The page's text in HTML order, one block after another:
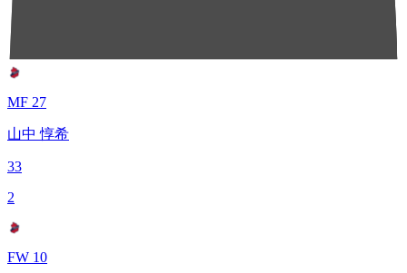
41
2
MF 27
山中 惇希
33
2
FW 10